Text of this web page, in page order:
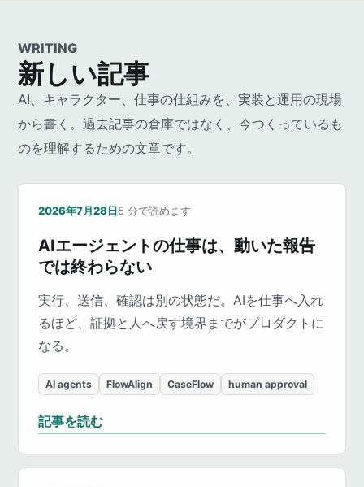
WRITING
新しい記事
AI、キャラクター、仕事の仕組みを、実装と運用の現場
から書く。過去記事の倉庫ではなく、今つくっているも
のを理解するための文章です。
2026年7月28日5 分で読めます
AIエージェントの仕事は、動いた報告
では終わらない
実行、送信、確認は別の状態だ。AIを仕事へ入れ
るほど、証拠と人へ戻す境界までがプロダクトに
なる。
AI agents FlowAlign CaseFlow human approval
記事を読む